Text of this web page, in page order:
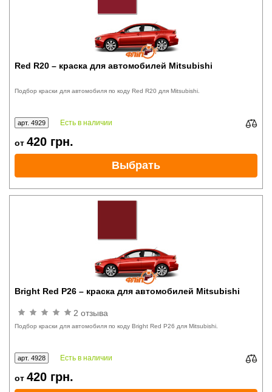
Red R20 – краска для автомобилей Mitsubishi
Подбор краски для автомобиля по коду Red R20 для Mitsubishi.
арт. 4929 Есть в наличии
от 420 грн.
Выбрать
Bright Red P26 – краска для автомобилей Mitsubishi
2 отзыва
Подбор краски для автомобиля по коду Bright Red P26 для Mitsubishi.
арт. 4928 Есть в наличии
от 420 грн.